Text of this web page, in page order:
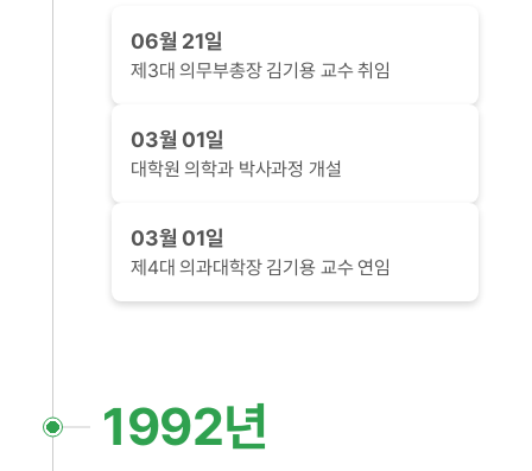
06월 21일
제3대 의무부총장 김기용 교수 취임
03월 01일
대학원 의학과 박사과정 개설
03월 01일
제4대 의과대학장 김기용 교수 연임
1992년